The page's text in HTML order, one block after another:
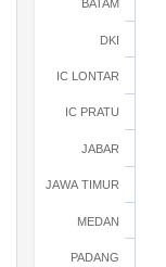
BATAM
DKI
IC LONTAR
IC PRATU
JABAR
JAWA TIMUR
MEDAN
PADANG